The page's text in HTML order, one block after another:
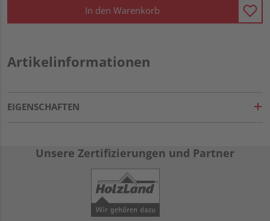
In den Warenkorb
Artikelinformationen
EIGENSCHAFTEN
Unsere Zertifizierungen und Partner